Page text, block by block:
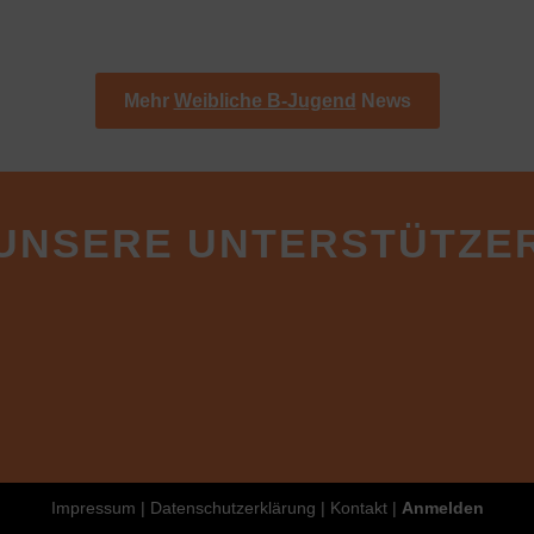
Mehr Weibliche B-Jugend News
Impressum | Datenschutzerklärung | Kontakt| Anmelden